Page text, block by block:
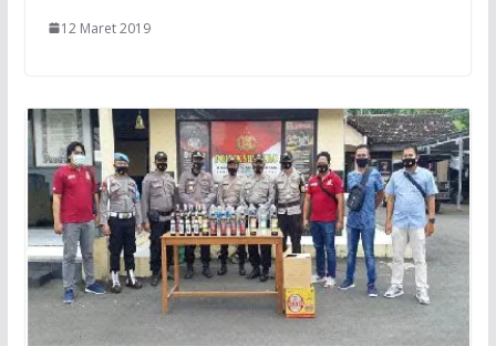
12 Maret 2019